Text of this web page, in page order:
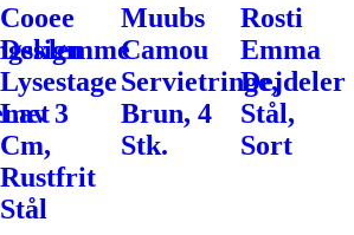
Cooee
Design
Lysestage
Lav 3
Cm,
Rustfrit
Stål
Muubs
Camou
Servietringe,
Brun, 4
Stk.
Rosti
Emma
Dejdeler
Stål,
Sort